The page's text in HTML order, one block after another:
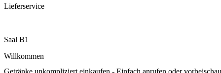
Lieferservice
Saal B1
Willkommen
Getränke unkompliziert einkaufen - Einfach anrufen oder